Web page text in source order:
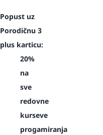
Popust uz
Porodičnu 3
plus karticu:
20%
na
sve
redovne
kurseve
progamiranja